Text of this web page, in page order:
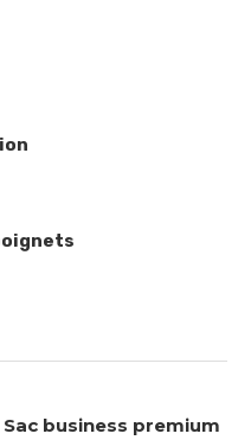
Sac business premium